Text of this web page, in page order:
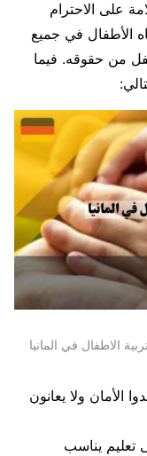
على الاحترام
الأطفال في جميع
من حقوقه. فيما
الاطفال في المانيا
الأمان ولا يعانون
تعليم يناسب